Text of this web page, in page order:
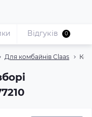
Для комбайнів Claas
Відгуків 0